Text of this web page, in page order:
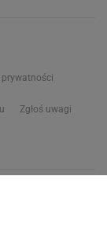
Zgłoś uwagi